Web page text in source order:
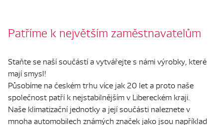
Patříme k největším zaměstnavatelům
Staňte se naší součástí a vytvářejte s námi výrobky, které
mají smysl!
Působíme na českém trhu více jak 20 let a proto naše
společnost patří k nejstabilnějším v Libereckém kraji.
Naše klimatizační jednotky a její součásti naleznete v
mnoha automobilech známých značek jako jsou například